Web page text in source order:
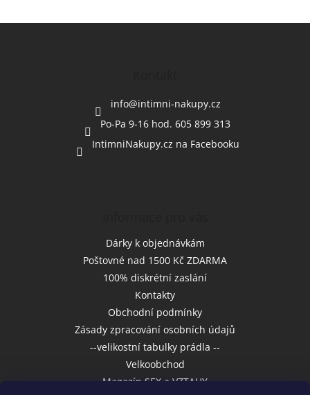
info@intimni-nakupy.cz
Po-Pa 9-16 hod. 605 899 313
IntimniNakupy.cz na Facebooku
Dárky k objednávkám
Poštovné nad 1500 Kč ZDARMA
100% diskrétní zaslání
Kontakty
Obchodní podmínky
Zásady zpracování osobních údajů
--velikostní tabulky prádla --
Velkoobchod
Magazín SEX a VZTAHY